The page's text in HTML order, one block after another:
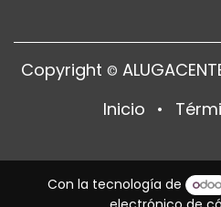
Copyright ©
Inicio •
Con la tecnología de